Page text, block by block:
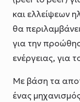
και ελλείψεων
θα
για την
ενέργειας, για
Με βάση τα
ένας